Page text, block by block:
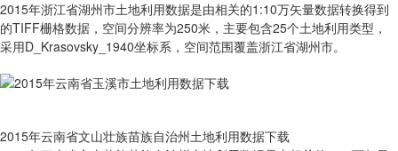
2015年浙江省湖州市土地利用数据是由相关的1:10万矢量数据转换得到
的TIFF栅格数据，空间分辨率为250米，主要包含25个土地利用类型，
采用D_Krasovsky_1940坐标系，空间范围覆盖浙江省湖州市。
2015年云南省文山壮族苗族自治州土地利用数据下载